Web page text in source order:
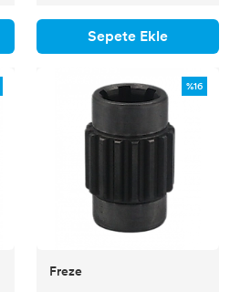
Sepete Ekle
%16
Freze